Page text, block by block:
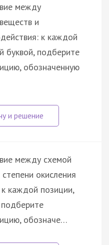
между
и
к каждой
буквой, подберите
обозначенную
между схемой
окисления
к каждой позиции,
обозначе…